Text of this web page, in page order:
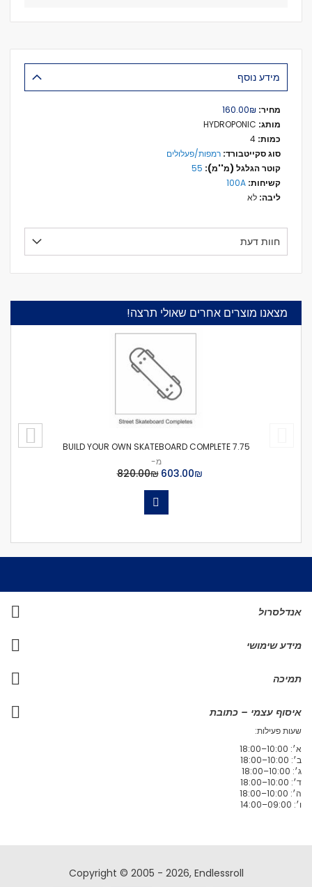
מידע נוסף
מידע
נוסף
₪‏160.00
רמפות/פעלולים
55
100A
לא
חוות דעת
מצאנו מוצרים אחרים שאולי תרצה!
BUILD YOUR OWN SKATEBOARD COMPLETE 7.75
מ-
₪‏603.00
₪‏820.00
אנדלסרול
מידע שימושי
תמיכה
איסוף עצמי – כתובת
שעות פעילות:
א׳: 10:00–18:00
ב׳: 10:00–18:00
ג׳: 10:00–18:00
ד׳: 10:00–18:00
ה׳: 10:00–18:00
ו׳: 09:00–14:00
Copyright © 2005 - 2026, Endlessroll